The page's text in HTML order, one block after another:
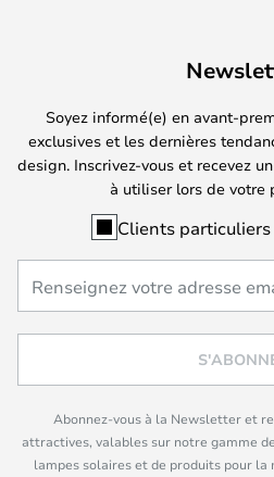
Soyez informé(e) en avant-
exclusives et les dernières
design. Inscrivez-vous et recevez un
à utiliser lors de votre
Clients particuliers
Abonnez-vous à la Newsletter et
attractives, valables sur notre gamme
lampes solaires et de produits pour la